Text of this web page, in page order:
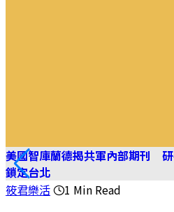
美國智庫蘭德揭共軍內部期刊 研
鎖定台北
筱君樂活
1 Min Read